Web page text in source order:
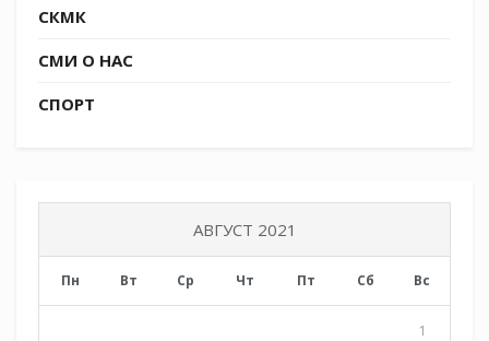
СКМК
СМИ О НАС
СПОРТ
АВГУСТ 2021
Пн Вт Ср Чт Пт Сб Вс
1